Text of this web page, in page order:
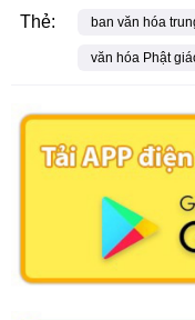
Thẻ: ban văn hóa
văn hóa Phật